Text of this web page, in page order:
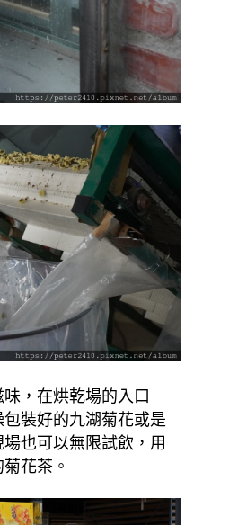
，在烘乾場的入口
裝好的九湖菊花或是
也可以無限試飲，用
花茶。